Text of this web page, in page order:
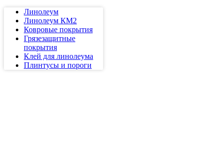
Линолеум
Линолеум КМ2
Ковровые покрытия
Грязезащитные
покрытия
Клей для линолеума
Плинтусы и пороги